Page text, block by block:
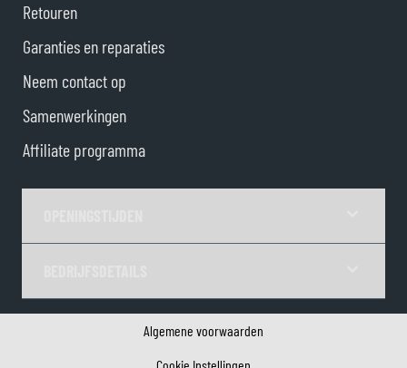
Retouren
Garanties en reparaties
Neem contact op
Samenwerkingen
Affiliate programma
Algemene voorwaarden